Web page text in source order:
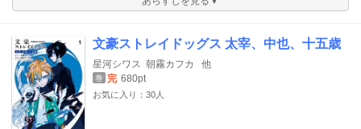
文豪ストレイドッグス 太宰、中也、十五歳
星河シワス 朝霧カフカ 他
巻 完 680pt
お気に入り：30人